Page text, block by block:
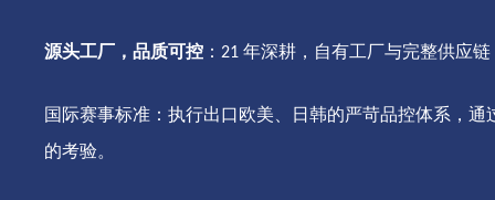
源头工厂，品质可控 ： 21 年深耕，自有工厂与完整供应
国际赛事标准 ：执行出口欧美、日韩的严苛品控体系，通
的考验。